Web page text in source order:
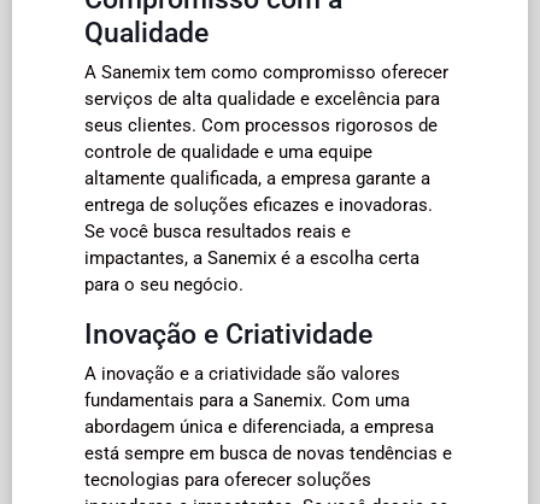
Qualidade
A Sanemix tem como compromisso oferecer
serviços de alta qualidade e excelência para
seus clientes. Com processos rigorosos de
controle de qualidade e uma equipe
altamente qualificada, a empresa garante a
entrega de soluções eficazes e inovadoras.
Se você busca resultados reais e
impactantes, a Sanemix é a escolha certa
para o seu negócio.
Inovação e Criatividade
A inovação e a criatividade são valores
fundamentais para a Sanemix. Com uma
abordagem única e diferenciada, a empresa
está sempre em busca de novas tendências e
tecnologias para oferecer soluções